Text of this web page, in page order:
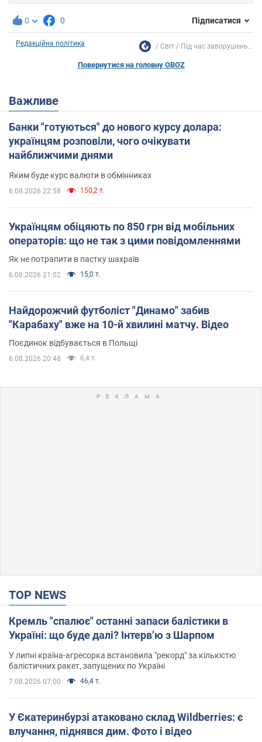
0 0 Підписатися
Редакційна політика Світ Під час заворушень...
Повернутися на головну OBOZ
Важливе
Банки "готуються" до нового курсу долара:
українцям розповіли, чого очікувати
найближчими днями
Яким буде курс валюти в обмінниках
6.08.2026 22:58 150,2 т.
Українцям обіцяють по 850 грн від мобільних
операторів: що не так з цими повідомленнями
Як не потрапити в пастку шахраїв
6.08.2026 21:02 15,0 т.
Найдорожчий футболіст "Динамо" забив
"Карабаху" вже на 10-й хвилині матчу. Відео
Поєдинок відбувається в Польщі
6.08.2026 20:48 6,4 т.
TOP NEWS
Кремль "спалює" останні запаси балістики в
Україні: що буде далі? Інтерв’ю з Шарпом
У липні країна-агресорка встановила "рекорд" за кількістю
балістичних ракет, запущених по Україні
7.08.2026 07:00 46,4 т.
У Єкатеринбурзі атаковано склад Wildberries: є
влучання, піднявся дим. Фото і відео